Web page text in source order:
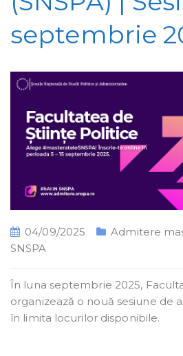
septembrie
04/09/2025 Admitere
SNSPA
În luna septembrie 2025,
organizează o nouă sesiune de
în limita locurilor disponibile.